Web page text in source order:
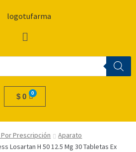
$ 0
Prescripción
Aparato
Losartan H 50 12.5 Mg 30 Tabletas Ex